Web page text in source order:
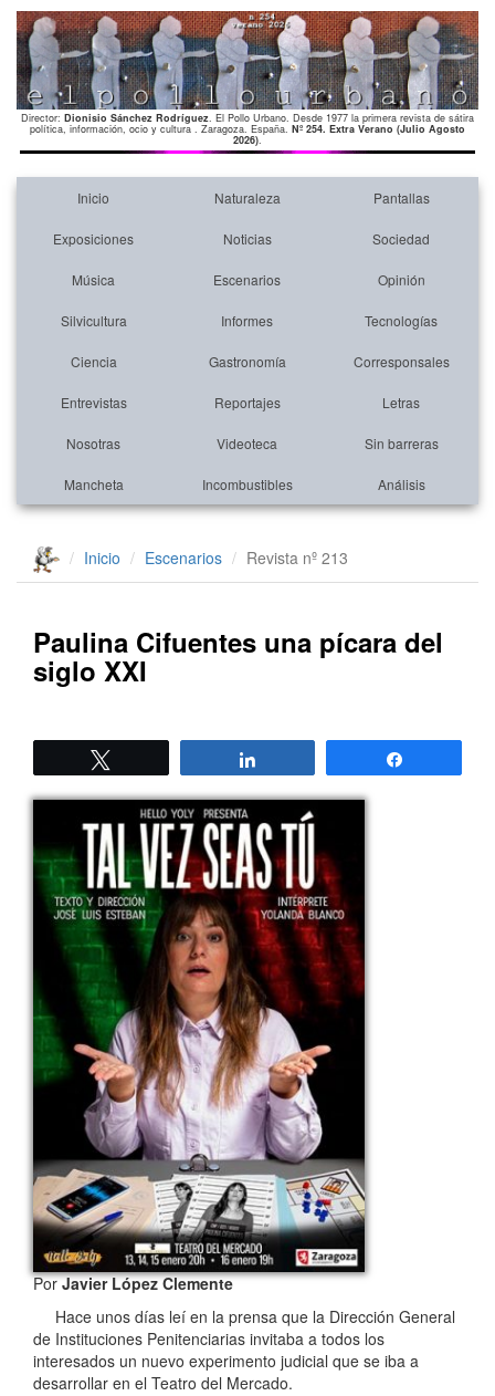
Director: Dionisio Sánchez Rodríguez. El Pollo Urbano. Desde 1977 la primera revista de sátira
política, información, ocio y cultura . Zaragoza. España. Nº 254. Extra Verano (Julio Agosto
2026).
Inicio Naturaleza Pantallas
Exposiciones Noticias Sociedad
Música Escenarios Opinión
Silvicultura Informes Tecnologías
Ciencia Gastronomía Corresponsales
Entrevistas Reportajes Letras
Nosotras Videoteca Sin barreras
Mancheta Incombustibles Análisis
Inicio Escenarios Revista nº 213
Paulina Cifuentes una pícara del
siglo XXI
PorJavier López Clemente
Hace unos días leí en la prensa que la Dirección General
de Instituciones Penitenciarias invitaba a todos los
interesados un nuevo experimento judicial que se iba a
desarrollar en el Teatro del Mercado.